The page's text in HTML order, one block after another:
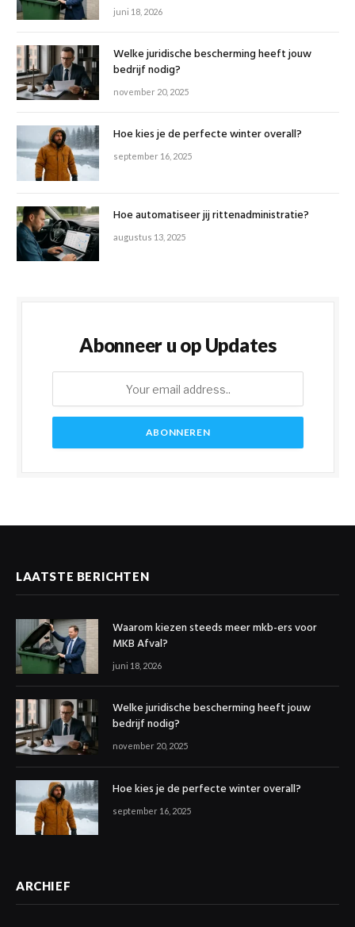
juni 18, 2026
Welke juridische bescherming heeft jouw
bedrijf nodig?
november 20, 2025
Hoe kies je de perfecte winter overall?
september 16, 2025
Hoe automatiseer jij rittenadministratie?
augustus 13, 2025
Abonneer u op Updates
LAATSTE BERICHTEN
Waarom kiezen steeds meer mkb-ers voor
MKB Afval?
juni 18, 2026
Welke juridische bescherming heeft jouw
bedrijf nodig?
november 20, 2025
Hoe kies je de perfecte winter overall?
september 16, 2025
ARCHIEF